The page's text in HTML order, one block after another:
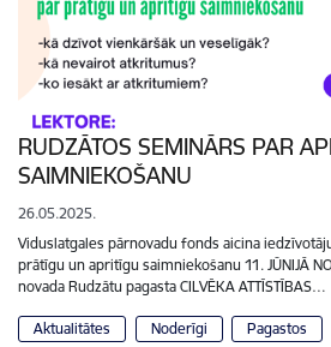
RUDZĀTOS SEMINĀRS PAR
SAIMNIEKOŠANU
26.05.2025.
Viduslatgales pārnovadu fonds aicina
prātīgu un apritīgu saimniekošanu 11. JŪNIJĀ
novada Rudzātu pagasta CILVĒKA ATTĪSTĪBAS…
Aktualitātes Noderīgi Pagastos